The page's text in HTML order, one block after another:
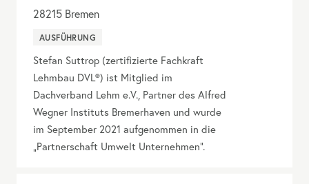
28215 Bremen
AUSFÜHRUNG
Stefan Suttrop (zertifizierte Fachkraft
Lehmbau DVL®) ist Mitglied im
Dachverband Lehm e.V., Partner des Alfred
Wegner Instituts Bremerhaven und wurde
im September 2021 aufgenommen in die
„Partnerschaft Umwelt Unternehmen“.